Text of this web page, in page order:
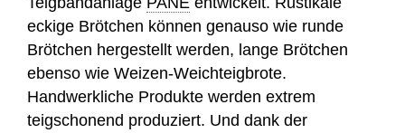
3D-Druck für Stüpfel
eckige Brötchen können genauso wie runde
Brötchen hergestellt werden, lange Brötchen
ebenso wie Weizen-Weichteigbrote.
Handwerkliche Produkte werden extrem
teigschonend produziert. Und dank der